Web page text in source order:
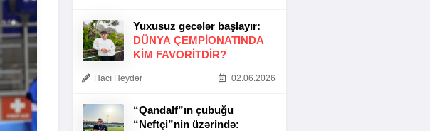
Yuxusuz gecələr başlayır:
DÜNYA ÇEMPIONATINDA
KIM FAVORITDIR?
Hacı Heydər 02.06.2026
“Qandalf”ın çubuğu
“Neftçi”nin üzərində: